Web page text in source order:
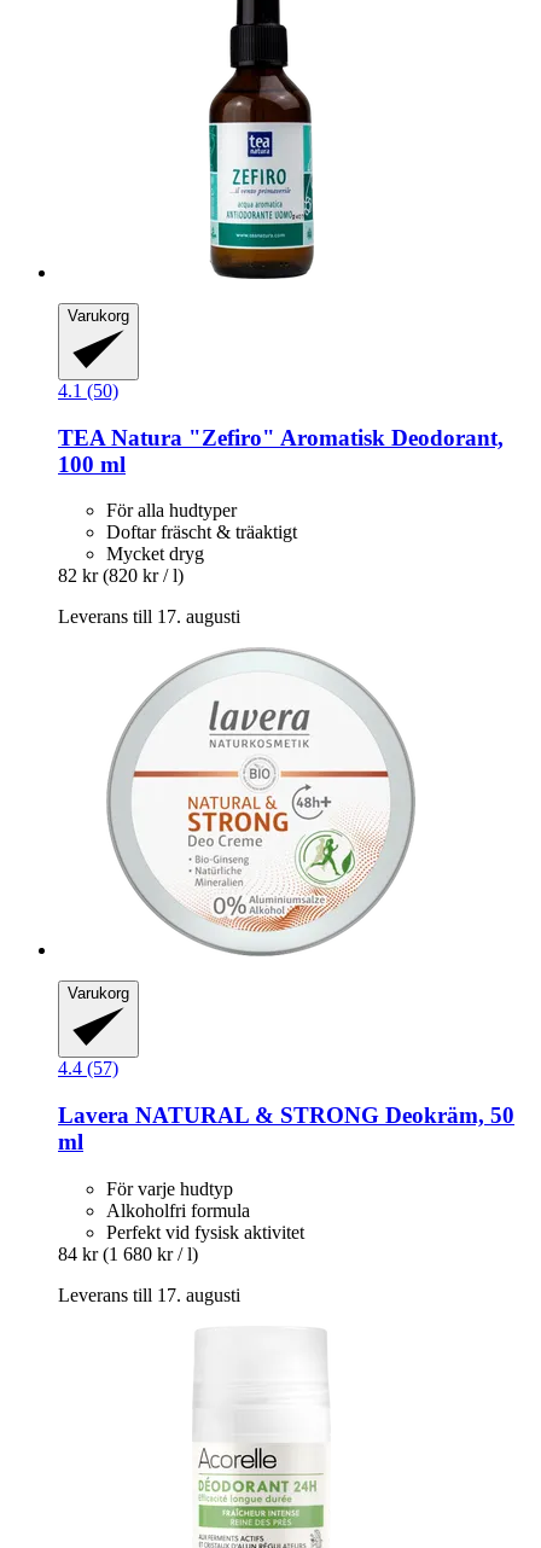
Varukorg
4.1 (50)
TEA Natura "Zefiro" Aromatisk Deodorant,
100 ml
För alla hudtyper
Doftar fräscht & träaktigt
Mycket dryg
82 kr (820 kr / l)
Leverans till 17. augusti
Varukorg
4.4 (57)
Lavera NATURAL & STRONG Deokräm, 50
ml
För varje hudtyp
Alkoholfri formula
Perfekt vid fysisk aktivitet
84 kr (1 680 kr / l)
Leverans till 17. augusti